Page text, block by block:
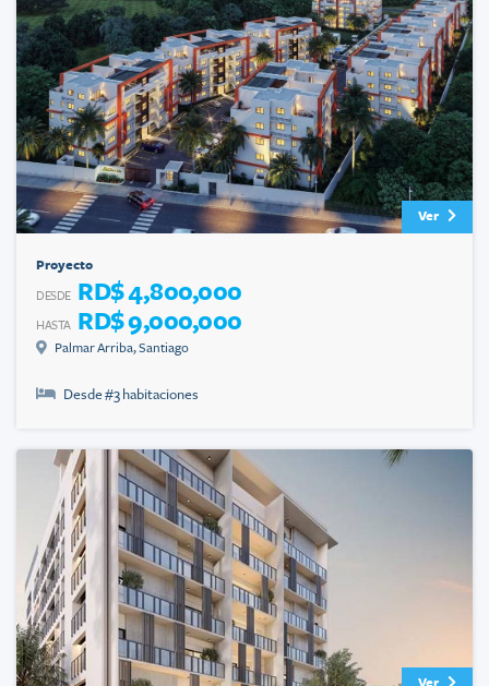
Ver
Proyecto
DESDE RD$ 4,800,000
HASTA RD$ 9,000,000
Palmar Arriba,Santiago
Desde #3 habitaciones